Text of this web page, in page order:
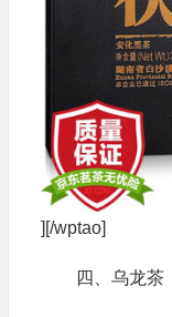
][/wptao]
四、乌龙茶